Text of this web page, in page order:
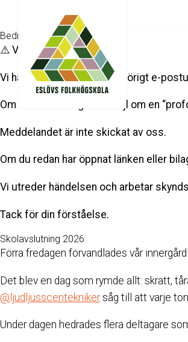
Bedrägerimejl i omlopp
⚠️ Viktig information ⚠️
Vi har upptäckt att ett obehörigt e-
Om du har mottagit ett mejl om en
Meddelandet är inte skickat av oss.
Om du redan har öppnat länken eller
Vi utreder händelsen och arbetar
Tack för din förståelse.
Skolavslutning 2026
Förra fredagen förvandlades vår
Det blev en dag som rymde allt: skratt,
@ljudljusscenteknikersåg till att varje
Under dagen hedrades flera deltagare